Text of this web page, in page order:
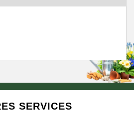
SERVICES